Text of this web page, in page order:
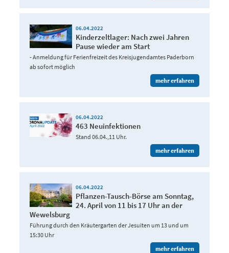
06.04.2022
Kinderzeltlager: Nach zwei Jahren
Pause wieder am Start
- Anmeldung für Ferienfreizeit des Kreisjugendamtes Paderborn
ab sofort möglich
mehr erfahren
06.04.2022
463 Neuinfektionen
Stand 06.04.,11 Uhr.
mehr erfahren
06.04.2022
Pflanzen-Tausch-Börse am Sonntag,
24. April von 11 bis 17 Uhr an der
Wewelsburg
Führung durch den Kräutergarten der Jesuiten um 13 und um
15:30 Uhr
mehr erfahren